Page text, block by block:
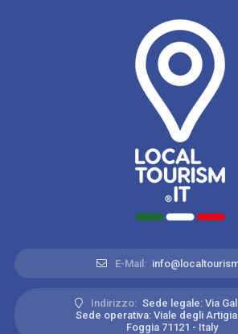
E-Mail:
Indirizzo: Sede legale: Via
Sede operativa: Viale degli
Foggia 71121 - Italy